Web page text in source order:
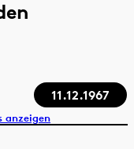
11.12.1967
anzeigen